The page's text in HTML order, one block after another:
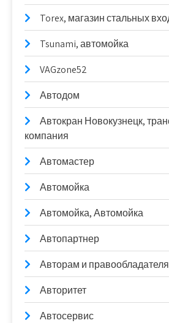
Torex, магазин стальных
Tsunami, автомойка
VAGzone52
Автодом
Автокран Новокузнецк,
компания
Автомастер
Автомойка
Автомойка, Автомойка
Автопартнер
Авторам и
Авторитет
Автосервис